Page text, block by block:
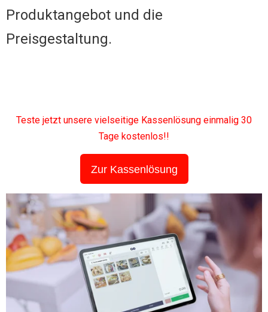
Produktangebot und die
Preisgestaltung.
Teste jetzt unsere vielseitige Kassenlösung einmalig 30
Tage kostenlos!!
Zur Kassenlösung